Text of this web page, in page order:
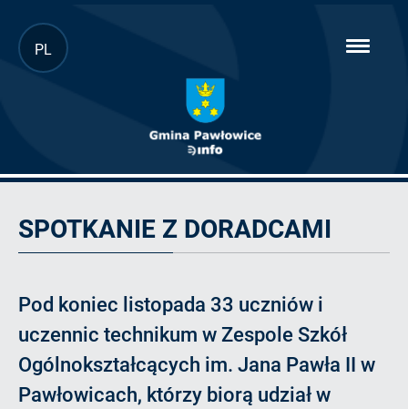
Przejdź
do
PL
SPOTKANIE Z DORADCAMI
Pod koniec listopada 33 uczniów i
uczennic technikum w Zespole Szkół
Ogólnokształcących im. Jana Pawła II w
Pawłowicach, którzy biorą udział w